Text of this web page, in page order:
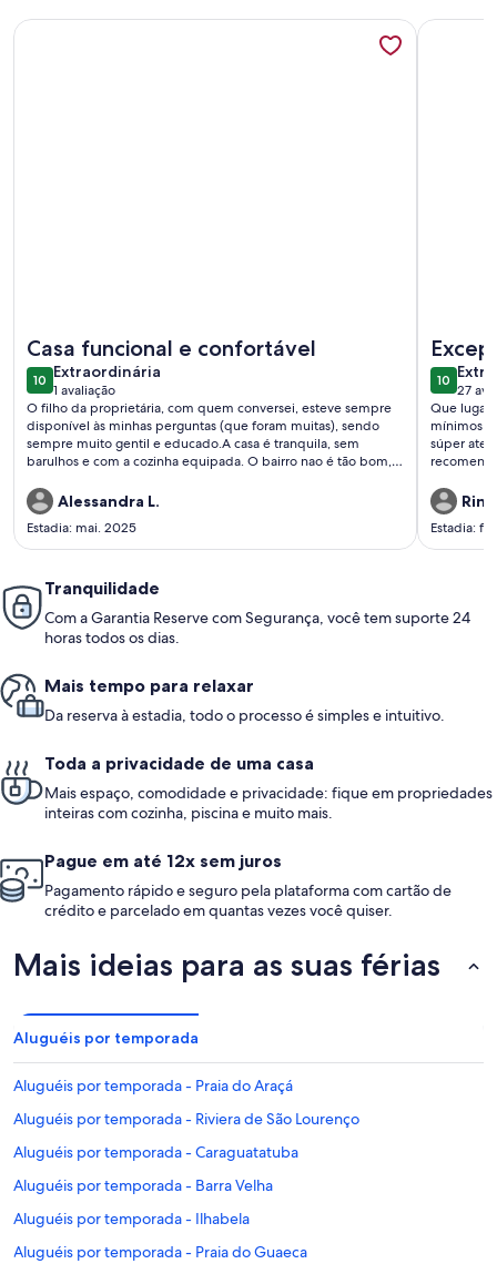
Casa funcional e confortável
1010 de 10
Extraordinária
extraordinária
1 avaliação
(1
avaliação)
O filho da proprietária, com quem conversei, esteve sempre
disponível às minhas perguntas (que foram muitas), sendo
sempre muito gentil e educado.A casa é tranquila, sem
barulhos e com a cozinha equipada. O bairro nao é tão bom,
tivemos problemas em andar a pé por lá. Deu tudo certo.O
bairro é
Alessandra L.
Estadia: mai. 2025
Mais informações sobre Ilhabela Coziness House
1010 de 10
27
(27
Que lugar
mínimos
súper
Estadia:
Mais
Tranquilidade
Com a Garantia Reserve com Segurança, você tem suporte 24
horas todos os dias.
Mais tempo para relaxar
Da reserva à estadia, todo o processo é simples e intuitivo.
Toda a privacidade de uma casa
Mais espaço, comodidade e privacidade: fique em propriedades
inteiras com cozinha, piscina e muito mais.
Pague em até 12x sem juros
Pagamento rápido e seguro pela plataforma com cartão de
crédito e parcelado em quantas vezes você quiser.
Mais ideias para as suas férias
Aluguéis por temporada
Aluguéis por temporada - Praia do Araçá
Aluguéis por temporada - Riviera de São Lourenço
Aluguéis por temporada - Caraguatatuba
Aluguéis por temporada - Barra Velha
Aluguéis por temporada - Ilhabela
Aluguéis por temporada - Praia do Guaeca